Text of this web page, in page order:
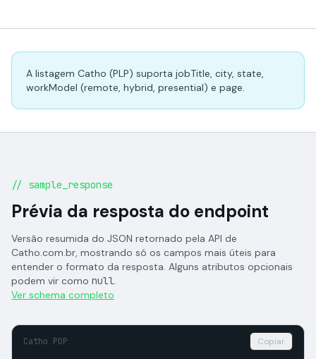
A listagem Catho (PLP) suporta jobTitle, city, state,
workModel (remote, hybrid, presential) e page.
// sample_response
Prévia da resposta do endpoint
Versão resumida do JSON retornado pela API de
Catho.com.br, mostrando só os campos mais úteis para
entender o formato da resposta. Alguns atributos opcionais
podem vir como null.
Ver schema completo
Catho PDP Copiar